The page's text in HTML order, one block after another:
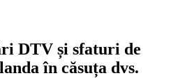
DTV și sfaturi de
în căsuța dvs.